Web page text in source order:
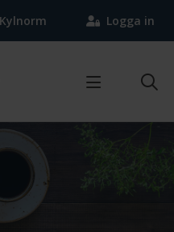
Logga in